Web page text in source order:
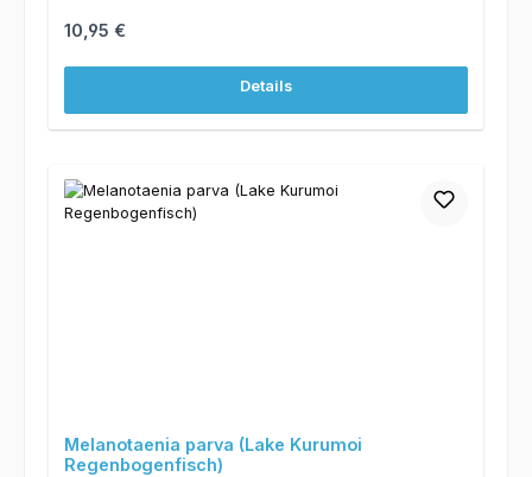
Regulärer Preis:
10,95 €
Details
Melanotaenia parva (Lake Kurumoi
Regenbogenfisch)